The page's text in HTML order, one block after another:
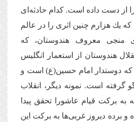
از دست داده است. كدام حادثه‌‌ای
كه یك هزارم چنین اثری را در عالم
منجی معروف هندوستان، كه
هندوستان از استعمار انگلیس
كه دوستدار امام حسین(ع) است و
گرفته است. نمونه دیگر، انقلاب
به بركت قیام عاشورا تحقق پیدا
و برده دیروز غربی‌‌ها به برکت این